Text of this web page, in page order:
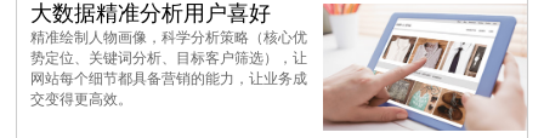
大数据精准分析用户喜好
精准绘制人物画像，科学分析策略（核心优
势定位、关键词分析、目标客户筛选），让
网站每个细节都具备营销的能力，让业务成
交变得更高效。